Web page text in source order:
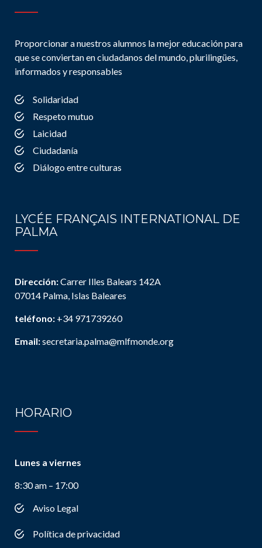
Proporcionar a nuestros alumnos la mejor educación para
que se conviertan en ciudadanos del mundo, plurilingües,
informados y responsables
Solidaridad
Respeto mutuo
Laicidad
Ciudadanía
Diálogo entre culturas
LYCÉE FRANÇAIS INTERNATIONAL DE
PALMA
Dirección:Carrer Illes Balears 142A
07014 Palma, Islas Baleares
teléfono: +34 971739260
Email:secretaria.palma@mlfmonde.org
HORARIO
Lunes a viernes
8:30 am – 17:00
Aviso Legal
Política de privacidad